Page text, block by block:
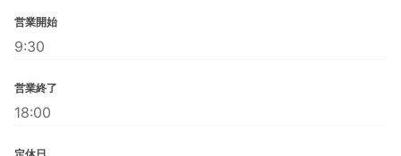
営業開始
9:30
営業終了
18:00